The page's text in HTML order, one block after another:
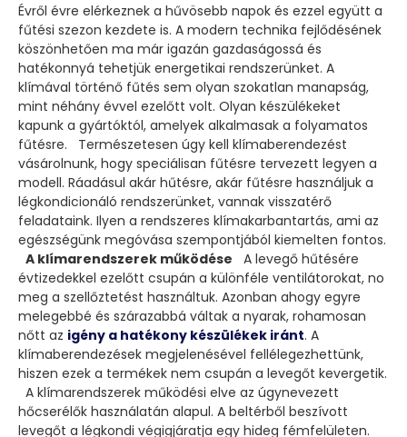
Évről évre elérkeznek a hűvösebb napok és ezzel együtt a
fűtési szezon kezdete is. A modern technika fejlődésének
köszönhetően ma már igazán gazdaságossá és
hatékonnyá tehetjük energetikai rendszerünket. A
klímával történő fűtés sem olyan szokatlan manapság,
mint néhány évvel ezelőtt volt. Olyan készülékeket
kapunk a gyártóktól, amelyek alkalmasak a folyamatos
fűtésre. Természetesen úgy kell klímaberendezést
vásárolnunk, hogy speciálisan fűtésre tervezett legyen a
modell. Ráadásul akár hűtésre, akár fűtésre használjuk a
légkondicionáló rendszerünket, vannak visszatérő
feladataink. Ilyen a rendszeres klímakarbantartás, ami az
egészségünk megóvása szempontjából kiemelten fontos.
A klímarendszerek működése A levegő hűtésére
évtizedekkel ezelőtt csupán a különféle ventilátorokat, no
meg a szellőztetést használtuk. Azonban ahogy egyre
melegebbé és szárazabbá váltak a nyarak, rohamosan
nőtt az igény a hatékony készülékek iránt. A
klímaberendezések megjelenésével fellélegezhettünk,
hiszen ezek a termékek nem csupán a levegőt kevergetik.
A klímarendszerek működési elve az úgynevezett
hőcserélők használatán alapul. A beltérből beszívott
levegőt a légkondi végigjáratja egy hideg fémfelületen.